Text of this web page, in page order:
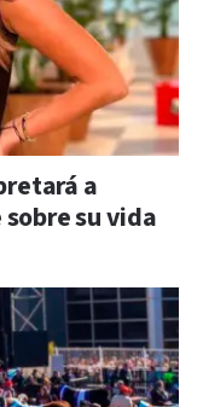
a
su vida